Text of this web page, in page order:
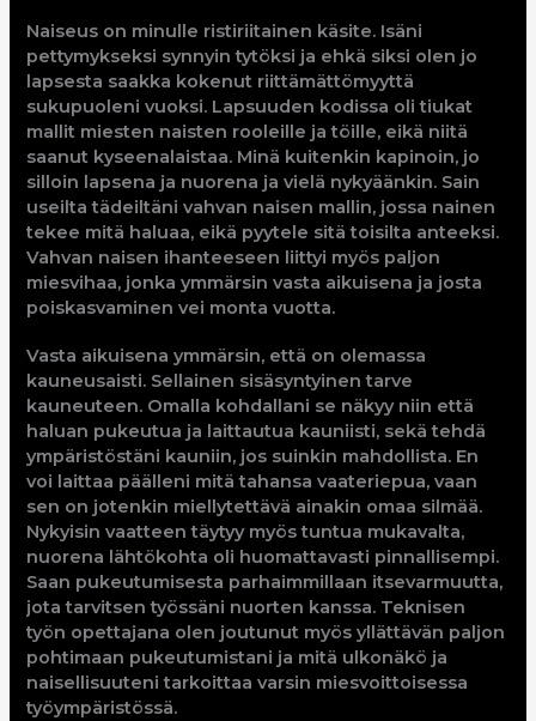
Naiseus on minulle ristiriitainen käsite. Isäni
pettymykseksi synnyin tytöksi ja ehkä siksi olen jo
lapsesta saakka kokenut riittämättömyyttä
sukupuoleni vuoksi. Lapsuuden kodissa oli tiukat
mallit miesten naisten rooleille ja töille, eikä niitä
saanut kyseenalaistaa. Minä kuitenkin kapinoin, jo
silloin lapsena ja nuorena ja vielä nykyäänkin. Sain
useilta tädeiltäni vahvan naisen mallin, jossa nainen
tekee mitä haluaa, eikä pyytele sitä toisilta anteeksi.
Vahvan naisen ihanteeseen liittyi myös paljon
miesvihaa, jonka ymmärsin vasta aikuisena ja josta
poiskasvaminen vei monta vuotta.
Vasta aikuisena ymmärsin, että on olemassa
kauneusaisti. Sellainen sisäsyntyinen tarve
kauneuteen. Omalla kohdallani se näkyy niin että
haluan pukeutua ja laittautua kauniisti, sekä tehdä
ympäristöstäni kauniin, jos suinkin mahdollista. En
voi laittaa päälleni mitä tahansa vaateriepua, vaan
sen on jotenkin miellytettävä ainakin omaa silmää.
Nykyisin vaatteen täytyy myös tuntua mukavalta,
nuorena lähtökohta oli huomattavasti pinnallisempi.
Saan pukeutumisesta parhaimmillaan itsevarmuutta,
jota tarvitsen työssäni nuorten kanssa. Teknisen
työn opettajana olen joutunut myös yllättävän paljon
pohtimaan pukeutumistani ja mitä ulkonäkö ja
naisellisuuteni tarkoittaa varsin miesvoittoisessa
työympäristössä.